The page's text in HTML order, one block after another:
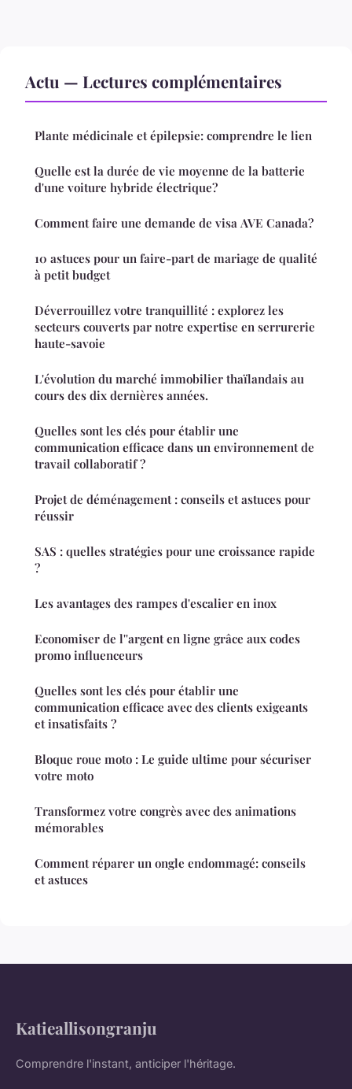
Actu — Lectures complémentaires
Plante médicinale et épilepsie: comprendre le lien
Quelle est la durée de vie moyenne de la batterie
d'une voiture hybride électrique?
Comment faire une demande de visa AVE Canada?
10 astuces pour un faire-part de mariage de qualité
à petit budget
Déverrouillez votre tranquillité : explorez les
secteurs couverts par notre expertise en serrurerie
haute-savoie
L'évolution du marché immobilier thaïlandais au
cours des dix dernières années.
Quelles sont les clés pour établir une
communication efficace dans un environnement de
travail collaboratif ?
Projet de déménagement : conseils et astuces pour
réussir
SAS : quelles stratégies pour une croissance rapide
?
Les avantages des rampes d'escalier en inox
Economiser de l''argent en ligne grâce aux codes
promo influenceurs
Quelles sont les clés pour établir une
communication efficace avec des clients exigeants
et insatisfaits ?
Bloque roue moto : Le guide ultime pour sécuriser
votre moto
Transformez votre congrès avec des animations
mémorables
Comment réparer un ongle endommagé: conseils
et astuces
Katieallisongranju
Comprendre l'instant, anticiper l'héritage.